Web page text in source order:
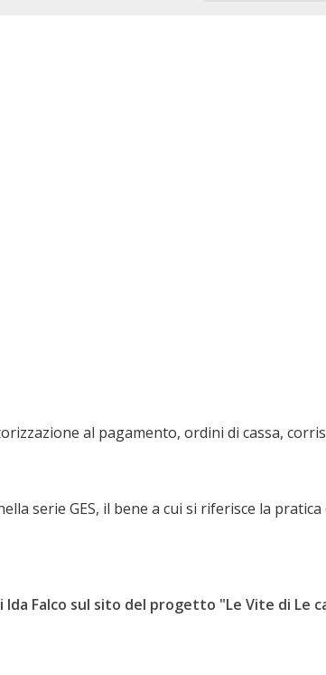
al pagamento, ordini di cassa,
serie GES, il bene a cui si riferisce la
Falco sul sito del progetto "Le Vite di Le